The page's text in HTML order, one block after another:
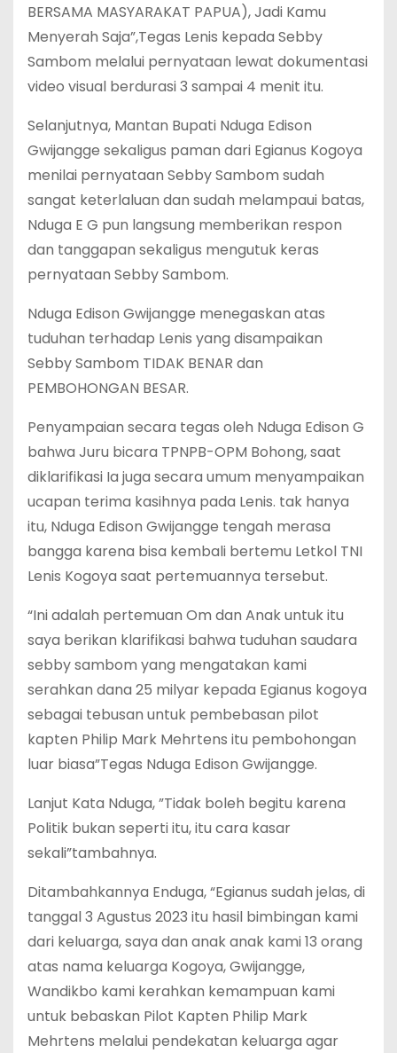
BERSAMA MASYARAKAT PAPUA), Jadi Kamu
Menyerah Saja”,Tegas Lenis kepada Sebby
Sambom melalui pernyataan lewat dokumentasi
video visual berdurasi 3 sampai 4 menit itu.
Selanjutnya, Mantan Bupati Nduga Edison
Gwijangge sekaligus paman dari Egianus Kogoya
menilai pernyataan Sebby Sambom sudah
sangat keterlaluan dan sudah melampaui batas,
Nduga E G pun langsung memberikan respon
dan tanggapan sekaligus mengutuk keras
pernyataan Sebby Sambom.
Nduga Edison Gwijangge menegaskan atas
tuduhan terhadap Lenis yang disampaikan
Sebby Sambom TIDAK BENAR dan
PEMBOHONGAN BESAR.
Penyampaian secara tegas oleh Nduga Edison G
bahwa Juru bicara TPNPB-OPM Bohong, saat
diklarifikasi Ia juga secara umum menyampaikan
ucapan terima kasihnya pada Lenis. tak hanya
itu, Nduga Edison Gwijangge tengah merasa
bangga karena bisa kembali bertemu Letkol TNI
Lenis Kogoya saat pertemuannya tersebut.
“Ini adalah pertemuan Om dan Anak untuk itu
saya berikan klarifikasi bahwa tuduhan saudara
sebby sambom yang mengatakan kami
serahkan dana 25 milyar kepada Egianus kogoya
sebagai tebusan untuk pembebasan pilot
kapten Philip Mark Mehrtens itu pembohongan
luar biasa”Tegas Nduga Edison Gwijangge.
Lanjut Kata Nduga, ”Tidak boleh begitu karena
Politik bukan seperti itu, itu cara kasar
sekali”tambahnya.
Ditambahkannya Enduga, “Egianus sudah jelas, di
tanggal 3 Agustus 2023 itu hasil bimbingan kami
dari keluarga, saya dan anak anak kami 13 orang
atas nama keluarga Kogoya, Gwijangge,
Wandikbo kami kerahkan kemampuan kami
untuk bebaskan Pilot Kapten Philip Mark
Mehrtens melalui pendekatan keluarga agar